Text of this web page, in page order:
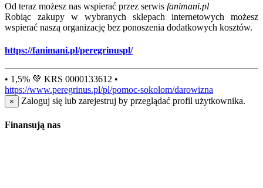
Od teraz możesz nas wspierać przez serwis fanimani.pl
Robiąc zakupy w wybranych sklepach internetowych możesz
wspierać naszą organizację bez ponoszenia dodatkowych kosztów.
https://fanimani.pl/peregrinuspl/
• 1,5% 💚 KRS 0000133612 •
https://www.peregrinus.pl/pl/pomoc-sokolom/darowizna
× Zaloguj się lub zarejestruj by przeglądać profil użytkownika.
Finansują nas